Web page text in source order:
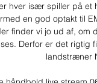
hver især spiller på et
en god optakt til
finder vi jo ud af, om
Derfor er det rigtig
landstræner